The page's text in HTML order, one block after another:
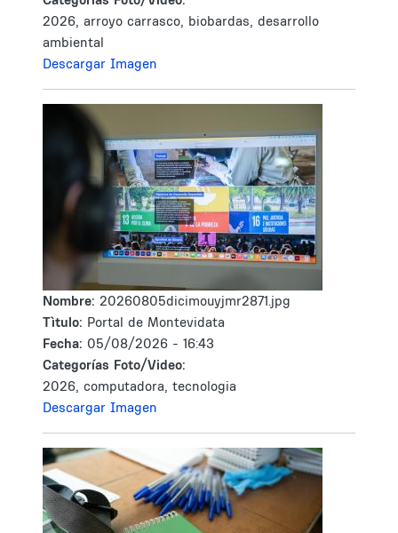
2026, arroyo carrasco, biobardas, desarrollo
ambiental
Descargar Imagen
Nombre: 20260805dicimouyjmr2871.jpg
Tìtulo: Portal de Montevidata
Fecha: 05/08/2026 - 16:43
Categorías Foto/Video:
2026, computadora, tecnologia
Descargar Imagen